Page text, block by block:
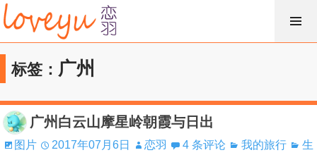
跳
过
内
容标签： 广州
广州白云山摩星岭朝霞与日出
图片 2017年07月6日 恋羽 4 条评论 我的旅行
生